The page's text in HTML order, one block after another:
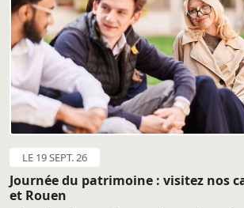
LE 19 SEPT. 26
Journée du patrimoine : visitez nos
et Rouen